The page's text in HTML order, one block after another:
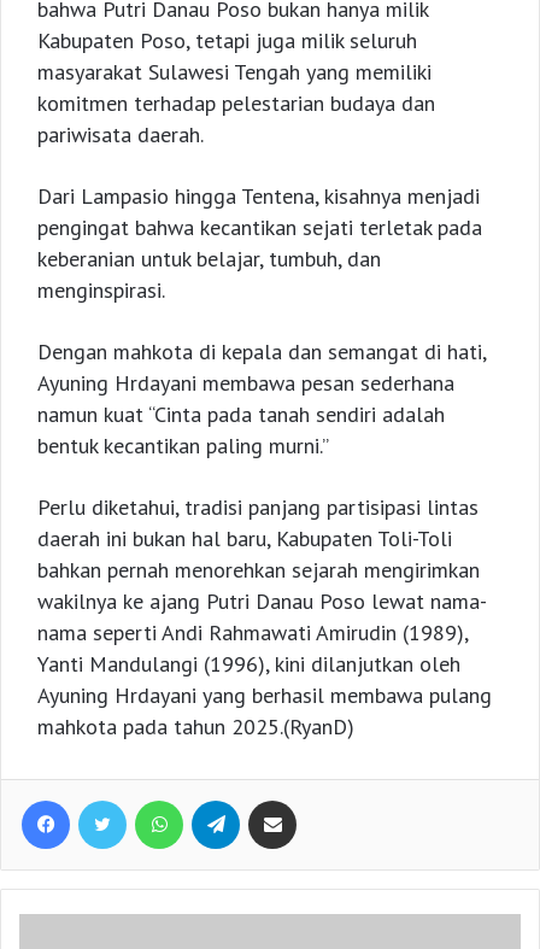
bahwa Putri Danau Poso bukan hanya milik
Kabupaten Poso, tetapi juga milik seluruh
masyarakat Sulawesi Tengah yang memiliki
komitmen terhadap pelestarian budaya dan
pariwisata daerah.
Dari Lampasio hingga Tentena, kisahnya menjadi
pengingat bahwa kecantikan sejati terletak pada
keberanian untuk belajar, tumbuh, dan
menginspirasi.
Dengan mahkota di kepala dan semangat di hati,
Ayuning Hrdayani membawa pesan sederhana
namun kuat “Cinta pada tanah sendiri adalah
bentuk kecantikan paling murni.”
Perlu diketahui, tradisi panjang partisipasi lintas
daerah ini bukan hal baru, Kabupaten Toli-Toli
bahkan pernah menorehkan sejarah mengirimkan
wakilnya ke ajang Putri Danau Poso lewat nama-
nama seperti Andi Rahmawati Amirudin (1989),
Yanti Mandulangi (1996), kini dilanjutkan oleh
Ayuning Hrdayani yang berhasil membawa pulang
mahkota pada tahun 2025.(RyanD)
Facebook Twitter WhatsApp Telegram